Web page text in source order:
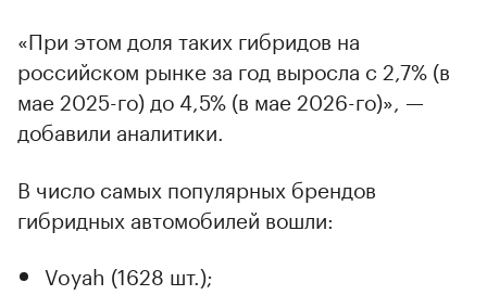
«При этом доля таких гибридов на
российском рынке за год выросла с 2,7% (в
мае 2025-го) до 4,5% (в мае 2026-го)», —
добавили аналитики.
В число самых популярных брендов
гибридных автомобилей вошли:
Voyah (1628 шт.);